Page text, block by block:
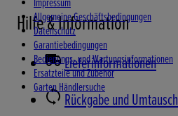
Impressum
Allgemeine Geschäftsbedingungen
Datenschutz
Garantiebedingungen
Bedienungs- und Wartungsinformationen
Ersatzteile und Zubehör
Garten Händlersuche
Hilfe & Information
Lieferinformationen
Rückgabe und Umtausch